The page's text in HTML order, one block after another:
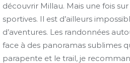
découvrir Millau. Mais une fois
sportives. Il est d’ailleurs
d’aventures. Les randonnées
face à des panoramas sublimes
parapente et le trail, je